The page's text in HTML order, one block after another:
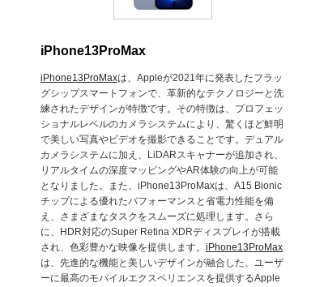
iPhone13ProMax
iPhone13ProMaxは、Appleが2021年に発表したフラッ
グシップスマートフォンで、革新的なテクノロジーと洗
練されたデザインが特徴です。その特徴は、プロフェッ
ショナルレベルのカメラシステムにより、驚くほど鮮明
で美しい写真やビデオを撮影できることです。デュアル
カメラシステムに加え、LiDARスキャナーが追加され、
リアルタイムの深度マッピングやAR体験の向上が可能
となりました。また、iPhone13ProMaxは、A15 Bionic
チップによる優れたパフォーマンスと省電力性能を備
え、さまざまなタスクをスムーズに処理します。さら
に、HDR対応のSuper Retina XDRディスプレイが搭載
され、色彩豊かな映像を提供します。 iPhone13ProMax
は、先進的な機能と美しいデザインが融合した、ユーザ
ーに最高のモバイルエクスペリエンスを提供するApple